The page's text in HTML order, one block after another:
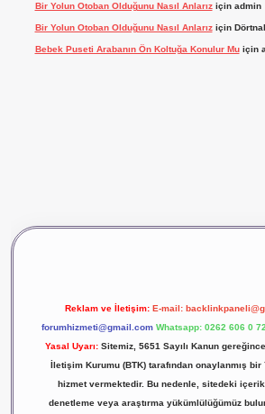
Bir Yolun Otoban Olduğunu Nasıl Anlarıziçin admin
Bir Yolun Otoban Olduğunu Nasıl Anlarıziçin Dörtnal
Bebek Puseti Arabanın Ön Koltuğa Konulur Muiçin
Reklam ve İletişim: E-mail:
forumhizmeti@gmail.com Whatsapp: 0262 606 0
Yasal Uyarı: Sitemiz, 5651 Sayılı Kanun
İletişim Kurumu (BTK) tarafından onaylanmış bir
hizmet vermektedir. Bu nedenle, sitedeki
denetleme veya araştırma yükümlülüğümüz